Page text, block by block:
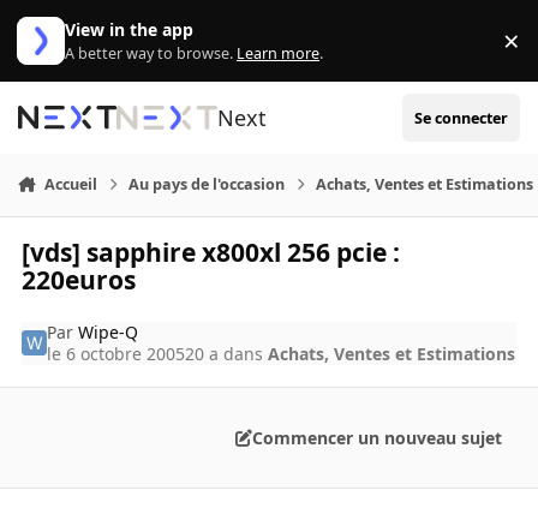
Aller au contenu
View in the app
A better way to browse. Learn more. ×
Next Se connecter
Accueil Au pays de l'occasion Achats, Ventes et Estimations
[vds] sapphire x800xl 256 pcie :
220euros
ParWipe-Q
le 6 octobre 200520 a dansAchats, Ventes et Estimations
Commencer un nouveau sujet